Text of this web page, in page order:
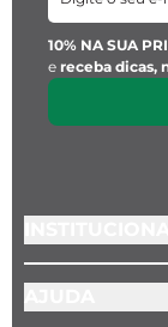
10% NA SUA
e receba dicas,